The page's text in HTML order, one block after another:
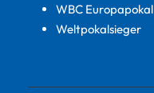
WBC Europapokal
Weltpokalsieger